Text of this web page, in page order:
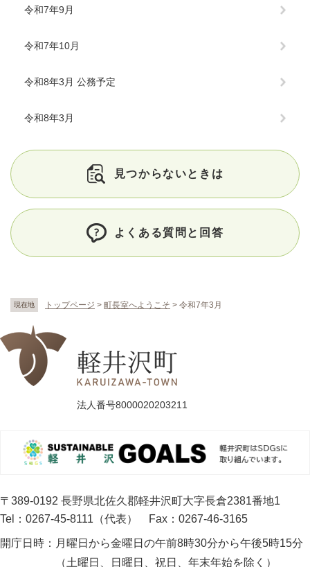
現在地 トップページ > 町長室へようこそ > 令和7年3月
令和7年9月
令和7年10月
令和8年3月 公務予定
令和8年3月
見つからないときは
よくある質問と回答
法人番号8000020203211
〒389-0192 長野県北佐久郡軽井沢町大字長倉2381番地1
Tel：0267-45-8111（代表）
Fax：0267-46-3165
開庁日時： 月曜日から金曜日の午前8時30分から午後5時15分
（土曜日、日曜日、祝日、年末年始を除く）